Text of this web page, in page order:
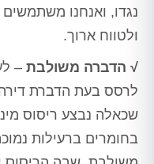
נגדו, ואנחנו
ולטווח ארוך.
√ הדברה משולבת –
לרסס בעת הדברת
שכאלה נבצע ריסוס
בחומרים ברעילות